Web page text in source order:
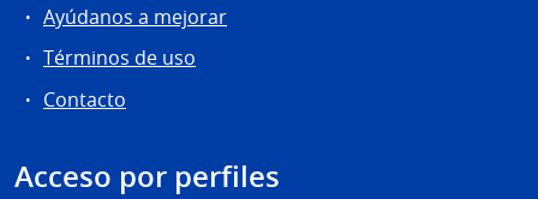
Ayúdanos a mejorar
Términos de uso
Contacto
Acceso por perfiles